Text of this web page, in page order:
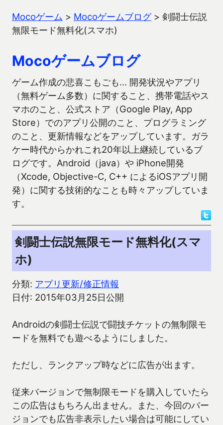
Mocoゲーム > Mocoゲームブログ> 剣闘士伝説
無限モード無料化(スマホ)
Mocoゲームブログ
ゲーム作成の悲喜こもごも… 開発状況やアプリ
（無料ゲーム多数）に関すること、携帯電話やス
マホのこと、公式ストア（Google Play, App
Store）でのアプリ公開のこと、プログラミング
のこと、更新情報などをアップしています。ガラ
ケー時代からかれこれ20年以上継続しているブ
ログです。Android（java）や iPhone開発
（Xcode, Objective-C, C++ によるiOSアプリ開
発）に関する技術的なことも時々アップしていま
す。
剣闘士伝説無限モード無料化(スマ
ホ)
分類: アプリ更新/修正情報
日付: 2015年03月25日公開
Androidの剣闘士伝説で闘技チケットの無制限モ
ードを無料でも遊べるようにしました。
ただし、ランクアップ時などに広告が出ます。
従来バージョンで無制限モードを購入していたら
この広告はもちろん出ません。また、今回のバー
ジョンでも広告非表示したい場合は可能にしてい